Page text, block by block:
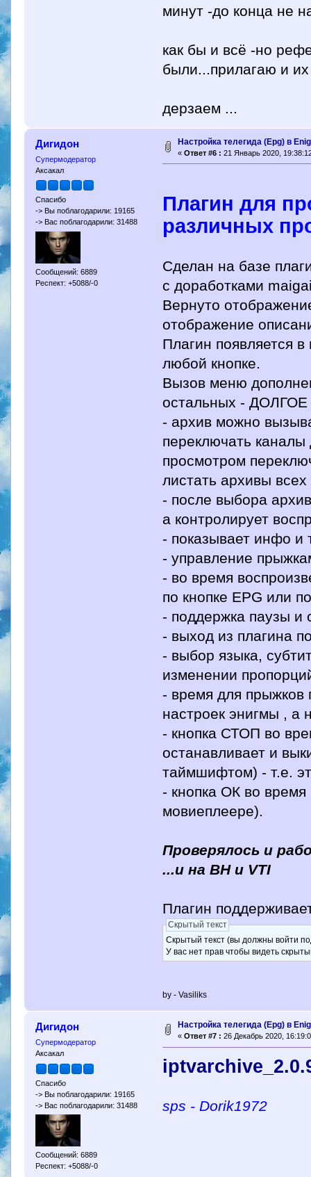
минут -до конца не
как бы и всё -но
были...прилагаю и
дерзаем ...
Дигидон
Супермодератор
Аксакал
Спасибо
-> Вы поблагодарили: 19165
-> Вас поблагодарили: 31488
Сообщений: 6889
Респект: +5088/-0
Настройка телегида (Epg) в
« Ответ #6 : 21 Январь 2020,
Плагин для
различных
Сделан на базе
с доработками
Вернуто
отображение
Плагин появляется
любой кнопке.
Вызов меню
остальных -
- архив можно
переключать
просмотром
листать архивы
- после выбора
а контролирует
- показывает инфо и
- управление
- во время
по кнопке EPG или
- поддержка паузы и
- выход из плагина
- выбор языка,
изменении
- время для прыжков
настроек энигмы , а
- кнопка СТОП во
останавливает и
таймшифтом) - т.е.
- кнопка ОК во время
мовиеплеере).
Проверялось и
...и на BH и VTI
Плагин
Скрытый текст
Скрытый текст (вы должны войти
У вас нет прав чтобы видеть
by - Vasiliks
Дигидон
Супермодератор
Аксакал
Спасибо
-> Вы поблагодарили: 19165
-> Вас поблагодарили: 31488
Сообщений: 6889
Респект: +5088/-0
Настройка телегида (Epg) в
« Ответ #7 : 26 Декабрь 2020,
sps - Dorik1972